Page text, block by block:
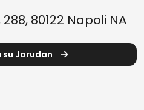
80122 Napoli NA
su Jorudan